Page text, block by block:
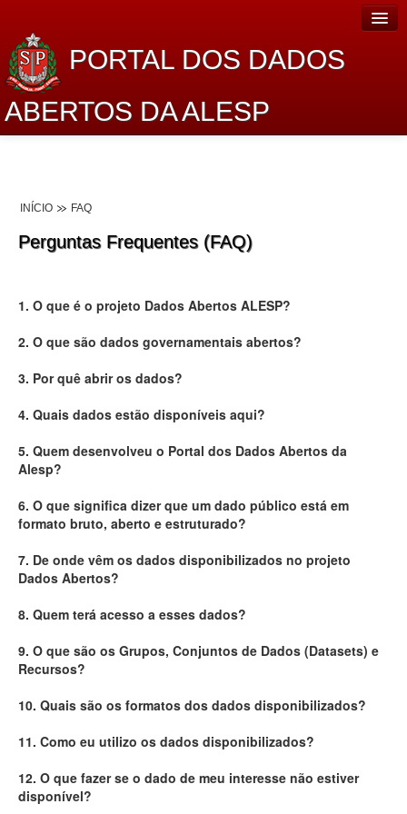
PORTAL DOS DADOS
ABERTOS DA ALESP
Lei de Acesso à Informação
Administração
Legislação
Perguntas frequentes
Contato
INÍCIO FAQ
Perguntas Frequentes (FAQ)
1. O que é o projeto Dados Abertos ALESP?
2. O que são dados governamentais abertos?
3. Por quê abrir os dados?
4. Quais dados estão disponíveis aqui?
5. Quem desenvolveu o Portal dos Dados Abertos da
Alesp?
6. O que significa dizer que um dado público está em
formato bruto, aberto e estruturado?
7. De onde vêm os dados disponibilizados no projeto
Dados Abertos?
8. Quem terá acesso a esses dados?
9. O que são os Grupos, Conjuntos de Dados (Datasets) e
Recursos?
10. Quais são os formatos dos dados disponibilizados?
11. Como eu utilizo os dados disponibilizados?
12. O que fazer se o dado de meu interesse não estiver
disponível?